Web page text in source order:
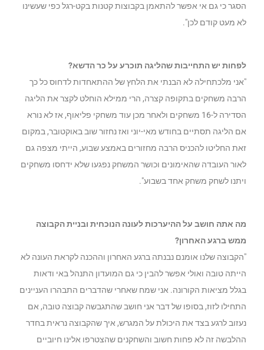
הסגר כי גם אי אפשר להתאמן בקבוצות קטנות בקט-רגל כפי שעשינו
לא מעט קודם לכן".
לפחות יש התחייבות שהליגה תוכרע על כר הדשא?
"אני מלכתחילה לא הבנתי את הלחץ של ההתאחדות לדחוס כל כך
הרבה משחקים בתקופה קצרה, הרי ממילא הוחלט לקצר את הליגה
הסדירה ל-16 משחקים ולאחר מכן עוד משחקי פליאוף, אז לא נורא
אם הליגה תסתיים בחודש מאי-יוני ואז נחזור שוב באוקטובר, במקום
זאת החליטו להכניס הרבה מחזורים באמצע שבוע, הייתי מצפה גם
לאור העובדה שהאימונים וכושר המשחק נפגעו שלא ידחסו משחקים
ויתנו לשחק משחק אחד בשבוע".
מה אתה חושב על ההיערכות לעונה הנוכחית ובניית הקבוצה
ממש ברגע האחרון?
"הקבוצה שלנו אומנם נבנתה ברגע האחרון וההכנה לקראת העונה לא
הייתה טובה ואולי אפשר להבין כי גם המועדון התנהל באי ודאות
בגלל מציאות הקורונה. אני שמח שאחרי שהדברים התבהרו העניינים
התחילו לזוז, בסופו של דבר אני חושב שהתגבשה קבוצה טובה, אם
נעזוב לרגע בצד את היכולת על המגרש, איך שהקבוצה נראית בחדר
ההלבשה זה לא פחות חשוב והשחקנים שהצטרפו אלינו חיוביים